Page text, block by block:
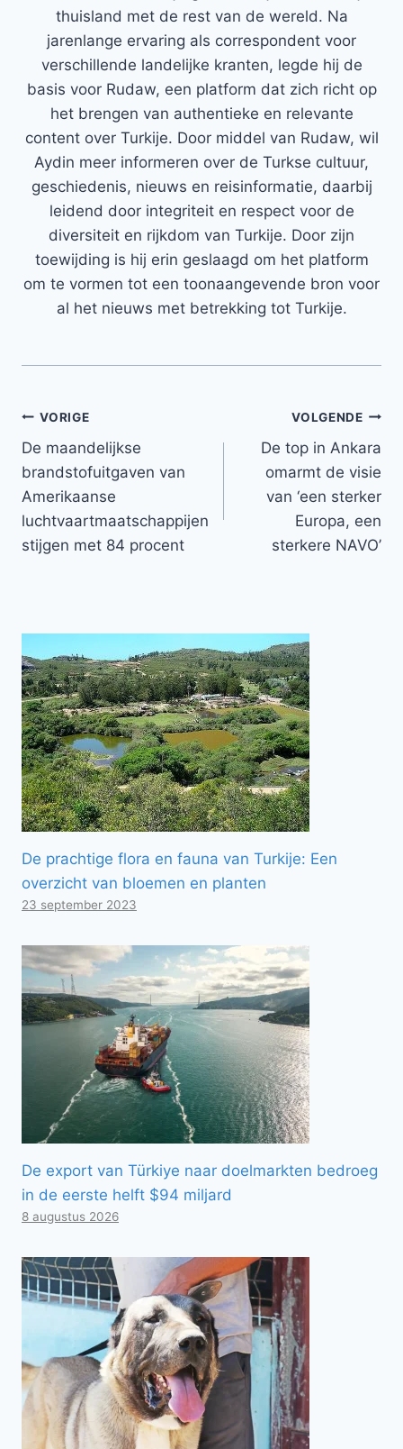
thuisland met de rest van de wereld. Na
jarenlange ervaring als correspondent voor
verschillende landelijke kranten, legde hij de
basis voor Rudaw, een platform dat zich richt op
het brengen van authentieke en relevante
content over Turkije. Door middel van Rudaw, wil
Aydin meer informeren over de Turkse cultuur,
geschiedenis, nieuws en reisinformatie, daarbij
leidend door integriteit en respect voor de
diversiteit en rijkdom van Turkije. Door zijn
toewijding is hij erin geslaagd om het platform
om te vormen tot een toonaangevende bron voor
al het nieuws met betrekking tot Turkije.
Bericht
navigatie
VORIGE
De maandelijkse
brandstofuitgaven van
Amerikaanse
luchtvaartmaatschappijen
stijgen met 84 procent
VOLGENDE
De top in Ankara
omarmt de visie
van ‘een sterker
Europa, een
sterkere NAVO’
De prachtige flora en fauna van Turkije: Een
overzicht van bloemen en planten
23 september 2023
De export van Türkiye naar doelmarkten bedroeg
in de eerste helft $94 miljard
8 augustus 2026